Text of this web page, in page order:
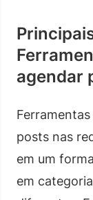
agendar
posts nas
em um
em